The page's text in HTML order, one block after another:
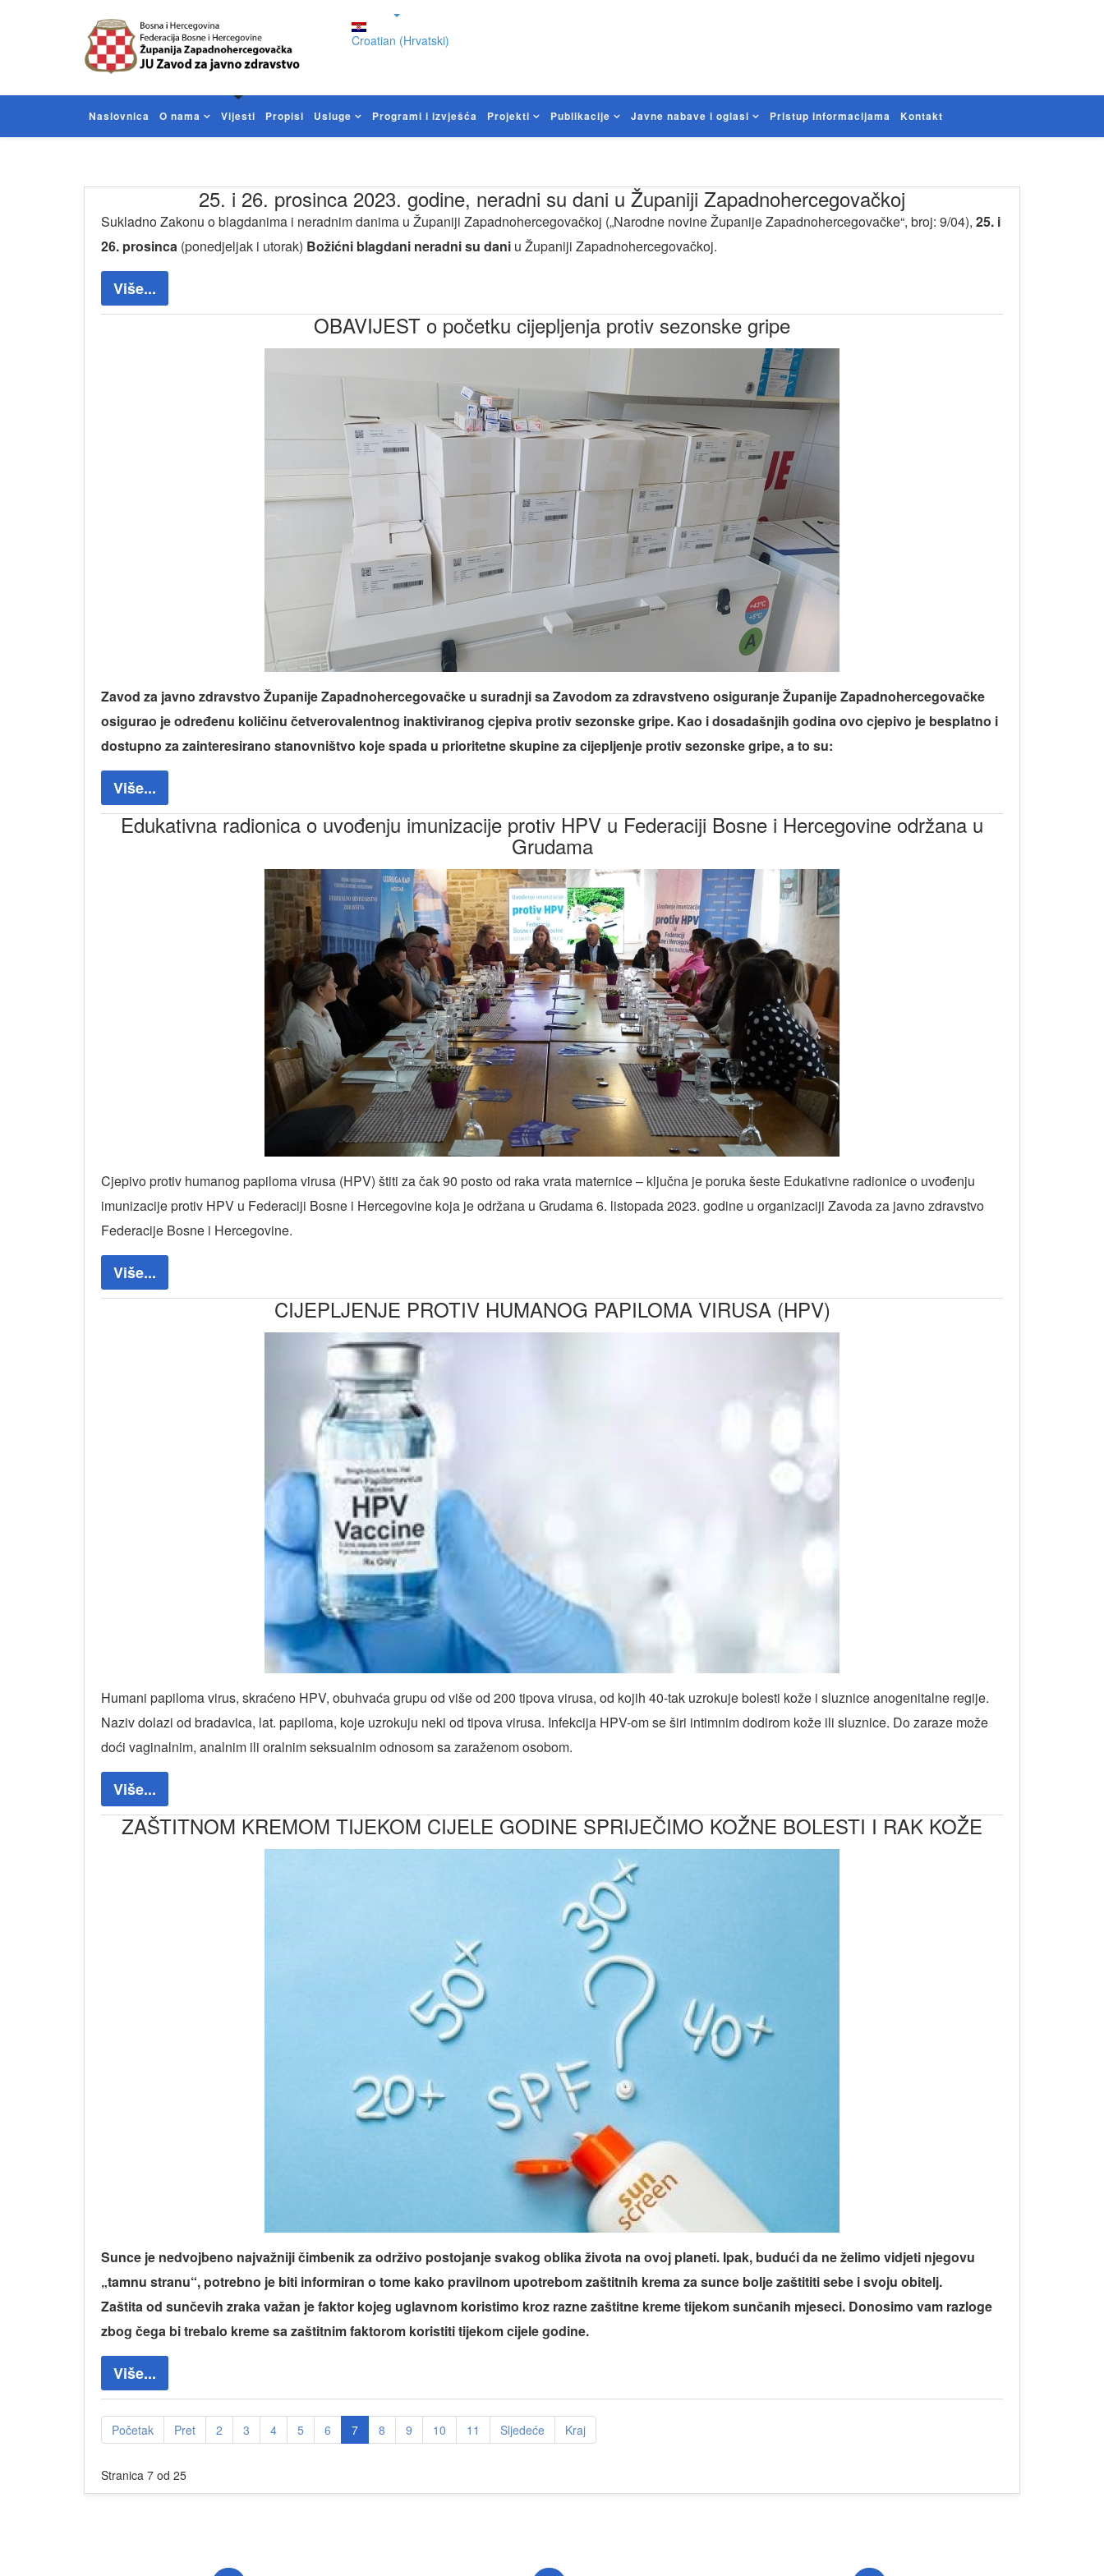
Croatian (Hrvatski)
Naslovnica O nama Vijesti Propisi Usluge Programi i izvješća Projekti Publikacije Javne nabave i oglasi Pristup informacijama Kontakt
25. i 26. prosinca 2023. godine, neradni su dani u Županiji Zapadnohercegovačkoj
Sukladno Zakonu o blagdanima i neradnim danima u Županiji Zapadnohercegovačkoj („Narodne novine Županije Zapadnohercegovačke“, broj: 9/04), 25. i
26. prosinca (ponedjeljak i utorak) Božićni blagdani neradni su dani u Županiji Zapadnohercegovačkoj.
Više...
OBAVIJEST o početku cijepljenja protiv sezonske gripe
Zavod za javno zdravstvo Županije Zapadnohercegovačke u suradnji sa Zavodom za zdravstveno osiguranje Županije Zapadnohercegovačke
osigurao je određenu količinu četverovalentnog inaktiviranog cjepiva protiv sezonske gripe. Kao i dosadašnjih godina ovo cjepivo je besplatno i
dostupno za zainteresirano stanovništvo koje spada u prioritetne skupine za cijepljenje protiv sezonske gripe, a to su:
Više...
Edukativna radionica o uvođenju imunizacije protiv HPV u Federaciji Bosne i Hercegovine održana u
Grudama
Cjepivo protiv humanog papiloma virusa (HPV) štiti za čak 90 posto od raka vrata maternice – ključna je poruka šeste Edukativne radionice o uvođenju
imunizacije protiv HPV u Federaciji Bosne i Hercegovine koja je održana u Grudama 6. listopada 2023. godine u organizaciji Zavoda za javno zdravstvo
Federacije Bosne i Hercegovine.
Više...
CIJEPLJENJE PROTIV HUMANOG PAPILOMA VIRUSA (HPV)
Humani papiloma virus, skraćeno HPV, obuhvaća grupu od više od 200 tipova virusa, od kojih 40-tak uzrokuje bolesti kože i sluznice anogenitalne regije.
Naziv dolazi od bradavica, lat. papiloma, koje uzrokuju neki od tipova virusa. Infekcija HPV-om se širi intimnim dodirom kože ili sluznice. Do zaraze može
doći vaginalnim, analnim ili oralnim seksualnim odnosom sa zaraženom osobom.
Više...
ZAŠTITNOM KREMOM TIJEKOM CIJELE GODINE SPRIJEČIMO KOŽNE BOLESTI I RAK KOŽE
Sunce je nedvojbeno najvažniji čimbenik za održivo postojanje svakog oblika života na ovoj planeti. Ipak, budući da ne želimo vidjeti njegovu
„tamnu stranu“, potrebno je biti informiran o tome kako pravilnom upotrebom zaštitnih krema za sunce bolje zaštititi sebe i svoju obitelj.
Zaštita od sunčevih zraka važan je faktor kojeg uglavnom koristimo kroz razne zaštitne kreme tijekom sunčanih mjeseci. Donosimo vam razloge
zbog čega bi trebalo kreme sa zaštitnim faktorom koristiti tijekom cijele godine.
Više...
Početak Pret 2 3 4 5 6 7 8 9 10 11 Sljedeće Kraj
Stranica 7 od 25